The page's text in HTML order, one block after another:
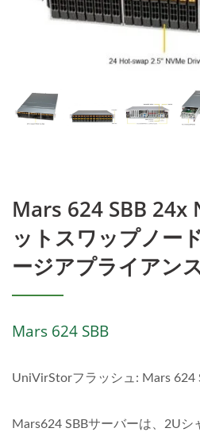
Mars 624 SBB 24x
ットスワップノー
ージアプライアン
Mars 624 SBB
UniVirStorフラッシュ: Mars 624
Mars624 SBBサーバーは、2Uシ